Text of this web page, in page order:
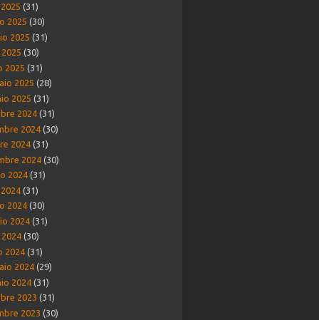
(31)
2025 (30)
2025 (31)
(30)
2025 (31)
2025 (28)
2025 (31)
2024 (31)
2024 (30)
2024 (31)
2024 (30)
2024 (31)
(31)
2024 (30)
2024 (31)
(30)
2024 (31)
2024 (29)
2024 (31)
2023 (31)
2023 (30)